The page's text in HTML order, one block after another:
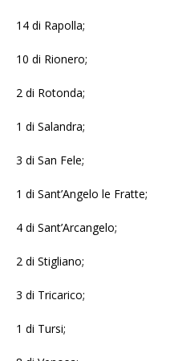
14 di Rapolla;
10 di Rionero;
2 di Rotonda;
1 di Salandra;
3 di San Fele;
1 di Sant’Angelo le Fratte;
4 di Sant’Arcangelo;
2 di Stigliano;
3 di Tricarico;
1 di Tursi;